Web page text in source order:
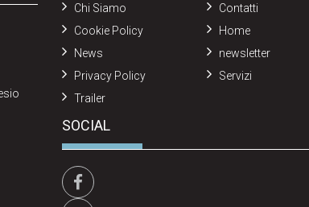
Chi Siamo
Contatti
Cookie Policy
Home
News
newsletter
Privacy Policy
Servizi
Trailer
SOCIAL